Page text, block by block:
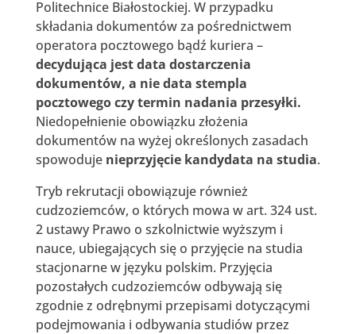
Politechnice Białostockiej. W przypadku
składania dokumentów za pośrednictwem
operatora pocztowego bądź kuriera –
decydująca jest data dostarczenia
dokumentów, a nie data stempla
pocztowego czy termin nadania przesyłki.
Niedopełnienie obowiązku złożenia
dokumentów na wyżej określonych zasadach
spowoduje nieprzyjęcie kandydata na studia.
Tryb rekrutacji obowiązuje również
cudzoziemców, o których mowa w art. 324 ust.
2 ustawy Prawo o szkolnictwie wyższym i
nauce, ubiegających się o przyjęcie na studia
stacjonarne w języku polskim. Przyjęcia
pozostałych cudzoziemców odbywają się
zgodnie z odrębnymi przepisami dotyczącymi
podejmowania i odbywania studiów przez